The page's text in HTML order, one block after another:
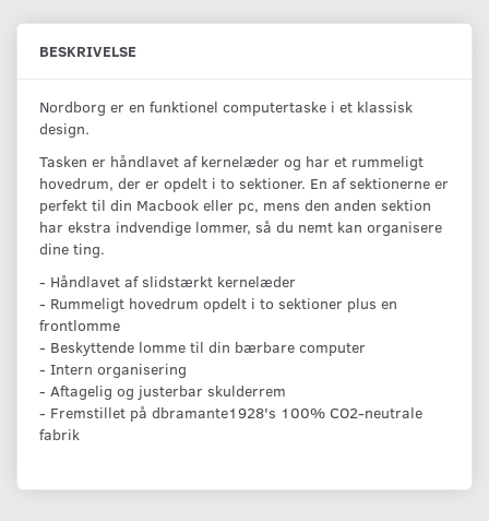
BESKRIVELSE
Nordborg er en funktionel computertaske i et klassisk
design.
Tasken er håndlavet af kernelæder og har et rummeligt
hovedrum, der er opdelt i to sektioner. En af sektionerne er
perfekt til din Macbook eller pc, mens den anden sektion
har ekstra indvendige lommer, så du nemt kan organisere
dine ting.
- Håndlavet af slidstærkt kernelæder
- Rummeligt hovedrum opdelt i to sektioner plus en
frontlomme
- Beskyttende lomme til din bærbare computer
- Intern organisering
- Aftagelig og justerbar skulderrem
- Fremstillet på dbramante1928's 100% CO2-neutrale
fabrik